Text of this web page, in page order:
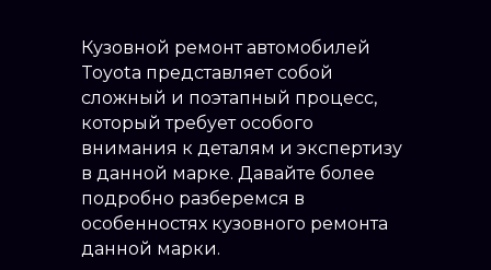
Кузовной ремонт автомобилей
Toyota представляет собой
сложный и поэтапный процесс,
который требует особого
внимания к деталям и экспертизу
в данной марке. Давайте более
подробно разберемся в
особенностях кузовного ремонта
данной марки.